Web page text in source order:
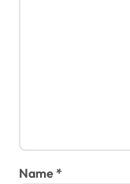
Name*